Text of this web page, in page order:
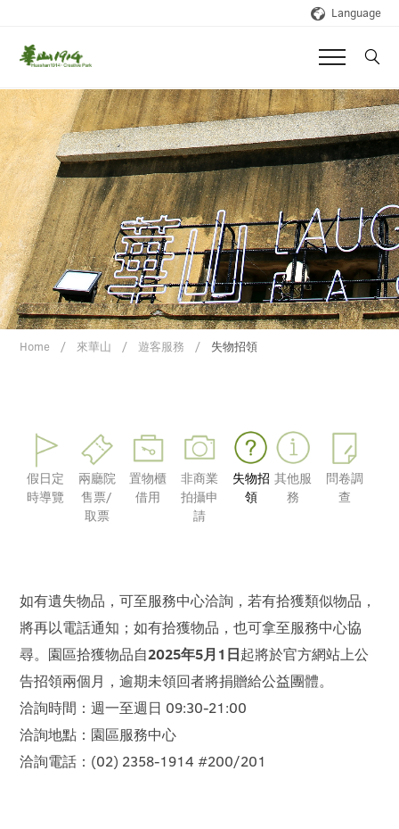
Language
Home 來華山 遊客服務 失物招領
假日定
時導覽
兩廳院
售票/
取票
置物櫃
借用
非商業
拍攝申
請
失物招
領
其他服
務
問卷調
查
如有遺失物品，可至服務中心洽詢，若有拾獲類似物品，
將再以電話通知；如有拾獲物品，也可拿至服務中心協
尋。園區拾獲物品自2025年5月1日起將於官方網站上公
告招領兩個月，逾期未領回者將捐贈給公益團體。
洽詢時間：週一至週日 09:30-21:00
洽詢地點：園區服務中心
洽詢電話：(02) 2358-1914 #200/201